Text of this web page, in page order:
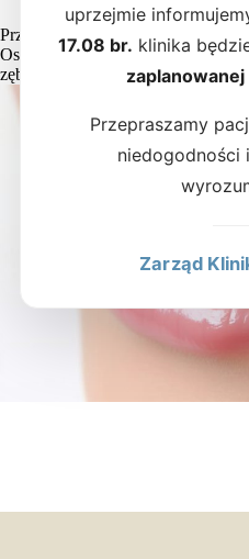
Przed zabiegiem lekarz omawia
Ostateczny kolor zależy od
zębów i rodzaju przebarwień.
uprzejmie
17.08 br. klinika
Przepraszamy
niedogodności
Zarząd